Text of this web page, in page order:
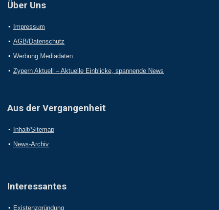
Über Uns
Impressum
AGB/Datenschutz
Werbung Mediadaten
Zypern Aktuell – Aktuelle Einblicke, spannende News
Aus der Vergangenheit
Inhalt/Sitemap
News-Archiv
Interessantes
Existenzgründung